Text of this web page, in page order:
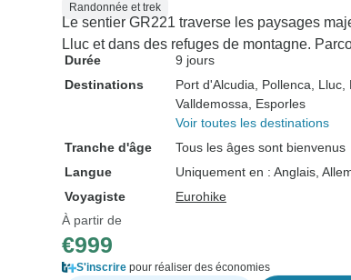
Randonnée et trek
Le sentier GR221 traverse les paysages
Lluc et dans des refuges de montagne.
Durée
9 jours
Destinations
Port d'Alcudia , Pollenca , Lluc
Valldemossa , Esporles
Voir toutes les destinations
Tranche d'âge
Tous les âges sont bienvenus
Langue
Uniquement en : Anglais,
Voyagiste
Eurohike
À partir de
€999
S'inscrire pour réaliser des économies